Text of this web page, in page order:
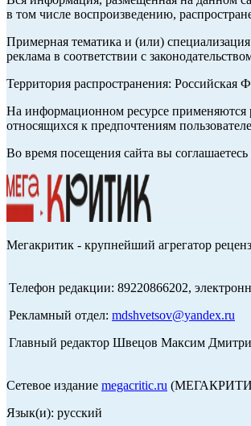
в том числе воспроизведению,
Примерная тематика и (или)
реклама в соответствии с
Территория распространения: Российская
На информационном ресурсе применяются
относящихся к предпочтениям
Во время посещения сайта вы
Мегакритик - крупнейший агрегатор
Телефон редакции: 89220866202,
Рекламный отдел: mdshvetsov@yandex.ru
Главный редактор Швецов Максим
Сетевое издание megacritic.ru
Язык(и): русский